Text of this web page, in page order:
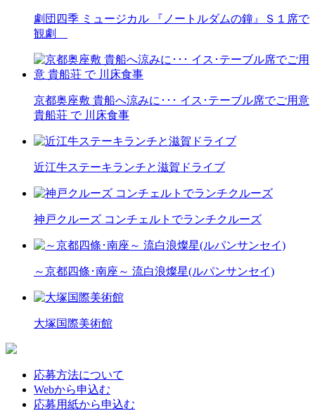
劇団四季 ミュージカル 『ノートルダムの鐘』Ｓ１席で
観劇
京都奥座敷 貴船へ涼みに･･･ イス･テーブル席でご用意
貴船荘 で 川床食事
近江牛ステーキランチと滋賀ドライブ
神戸クルーズ コンチェルトでランチクルーズ
～京都四條･南座～ 流白浪燦星(ルパンサンセイ)
大塚国際美術館
応募方法について
Webから申込む
応募用紙から申込む